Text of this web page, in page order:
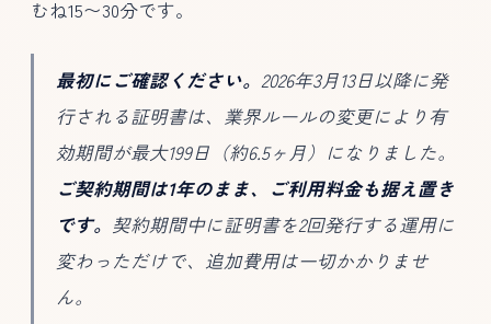
むね15〜30分です。
最初にご確認ください。 2026年3月13日以降に発
行される証明書は、業界ルールの変更により有
効期間が最大199日（約6.5ヶ月）になりました。
ご契約期間は1年のまま、ご利用料金も据え置き
です。 契約期間中に証明書を2回発行する運用に
変わっただけで、追加費用は一切かかりませ
ん。